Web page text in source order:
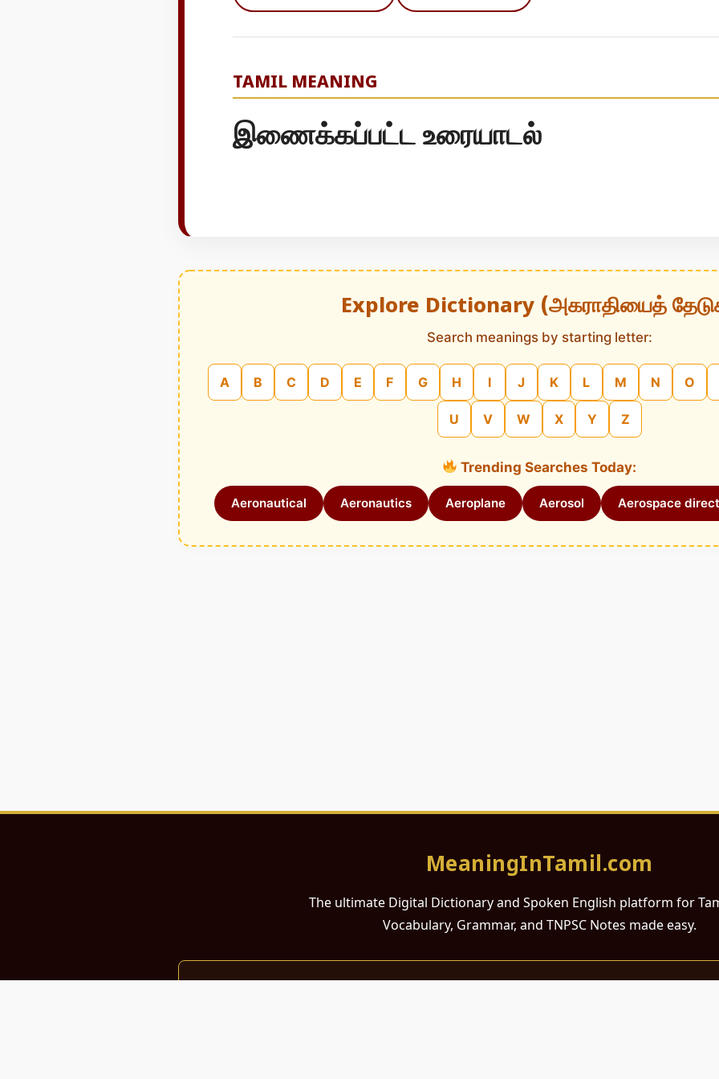
TAMIL MEANING
இணைக்கப்பட்ட உரையாடல்
Explore Dictionary (அகராதியைத்
Search meanings by starting letter:
A B C D E F G H I J K L M N O
U V W X Y Z
Trending Searches Today:
Aeronautical Aeronautics Aeroplane Aerosol Aerospace
MeaningInTamil.com
The ultimate Digital Dictionary and Spoken English platform for
Vocabulary, Grammar, and TNPSC Notes made easy.